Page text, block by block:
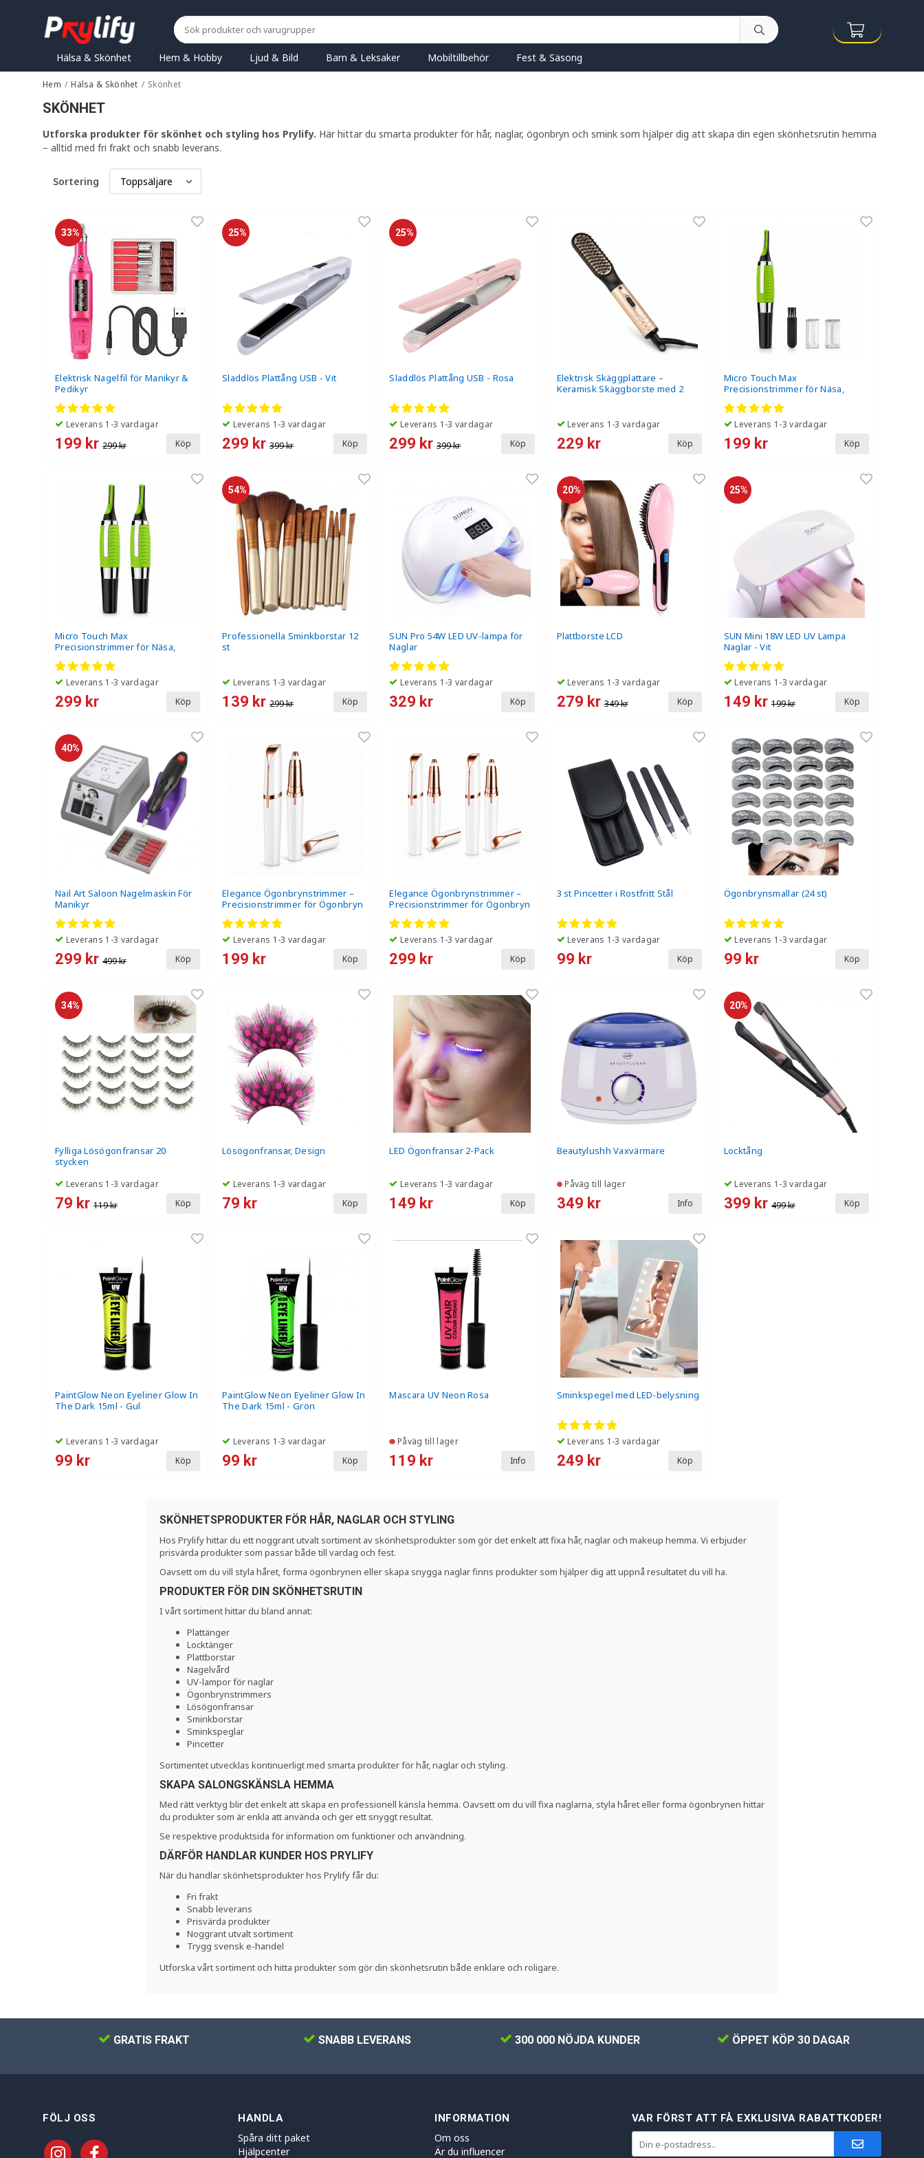
Hälsa & Skönhet Hem & Hobby Ljud & Bild Barn & Leksaker Mobiltillbehör Fest & Säsong
Hem / Hälsa & Skönhet / Skönhet
SKÖNHET
Utforska produkter för skönhet och styling hos Prylify. Här hittar du smarta produkter för hår, naglar, ögonbryn och smink som hjälper dig att skapa din egen skönhetsrutin hemma
– alltid med fri frakt och snabb leverans.
Sortering
33%
Elektrisk Nagelfil för Manikyr &
Pedikyr
Leverans 1-3 vardagar
199 kr 299 kr Köp
25%
Sladdlös Plattång USB - Vit
Leverans 1-3 vardagar
299 kr 399 kr Köp
25%
Sladdlös Plattång USB - Rosa
Leverans 1-3 vardagar
299 kr 399 kr Köp
Elektrisk Skäggplattare –
Keramisk Skäggborste med 2
Leverans 1-3 vardagar
229 kr Köp
Micro Touch Max
Precisionstrimmer för Näsa,
Öron, Skägg & Ögonbryn - 1-
Pack
Leverans 1-3 vardagar
199 kr Köp
Micro Touch Max
Precisionstrimmer för Näsa,
Öron, Skägg & Ögonbryn - 2-
Pack – Mest populär
Leverans 1-3 vardagar
299 kr Köp
54%
Professionella Sminkborstar 12
st
Leverans 1-3 vardagar
139 kr 299 kr Köp
SUN Pro 54W LED UV-lampa för
Naglar
Leverans 1-3 vardagar
329 kr Köp
20%
Plattborste LCD
Leverans 1-3 vardagar
279 kr 349 kr Köp
25%
SUN Mini 18W LED UV Lampa
Naglar - Vit
Leverans 1-3 vardagar
149 kr 199 kr Köp
40%
Nail Art Saloon Nagelmaskin För
Manikyr
Leverans 1-3 vardagar
299 kr 499 kr Köp
Elegance Ögonbrynstrimmer –
Precisionstrimmer för Ögonbryn
& Ansiktshår - 1-Pack
Leverans 1-3 vardagar
199 kr Köp
Elegance Ögonbrynstrimmer –
Precisionstrimmer för Ögonbryn
& Ansiktshår - 2-Pack – Mest
populär
Leverans 1-3 vardagar
299 kr Köp
3 st Pincetter i Rostfritt Stål
Leverans 1-3 vardagar
99 kr Köp
Ögonbrynsmallar (24 st)
Leverans 1-3 vardagar
99 kr Köp
34%
Fylliga Lösögonfransar 20
stycken
Leverans 1-3 vardagar
79 kr 119 kr Köp
Lösögonfransar, Design
Leverans 1-3 vardagar
79 kr Köp
LED Ögonfransar 2-Pack
Leverans 1-3 vardagar
149 kr Köp
Beautylushh Vaxvärmare
Påväg till lager
349 kr Info
20%
Locktång
Leverans 1-3 vardagar
399 kr 499 kr Köp
PaintGlow Neon Eyeliner Glow In
The Dark 15ml - Gul
Leverans 1-3 vardagar
99 kr Köp
PaintGlow Neon Eyeliner Glow In
The Dark 15ml - Grön
Leverans 1-3 vardagar
99 kr Köp
Mascara UV Neon Rosa
Påväg till lager
119 kr Info
Sminkspegel med LED-belysning
Leverans 1-3 vardagar
249 kr Köp
SKÖNHETSPRODUKTER FÖR HÅR, NAGLAR OCH STYLING
Hos Prylify hittar du ett noggrant utvalt sortiment av skönhetsprodukter som gör det enkelt att fixa hår, naglar och makeup hemma. Vi erbjuder
prisvärda produkter som passar både till vardag och fest.
Oavsett om du vill styla håret, forma ögonbrynen eller skapa snygga naglar finns produkter som hjälper dig att uppnå resultatet du vill ha.
PRODUKTER FÖR DIN SKÖNHETSRUTIN
I vårt sortiment hittar du bland annat:
Plattänger
Locktänger
Plattborstar
Nagelvård
UV-lampor för naglar
Ögonbrynstrimmers
Lösögonfransar
Sminkborstar
Sminkspeglar
Pincetter
Sortimentet utvecklas kontinuerligt med smarta produkter för hår, naglar och styling.
SKAPA SALONGSKÄNSLA HEMMA
Med rätt verktyg blir det enkelt att skapa en professionell känsla hemma. Oavsett om du vill fixa naglarna, styla håret eller forma ögonbrynen hittar
du produkter som är enkla att använda och ger ett snyggt resultat.
Se respektive produktsida för information om funktioner och användning.
DÄRFÖR HANDLAR KUNDER HOS PRYLIFY
När du handlar skönhetsprodukter hos Prylify får du:
Fri frakt
Snabb leverans
Prisvärda produkter
Noggrant utvalt sortiment
Trygg svensk e-handel
Utforska vårt sortiment och hitta produkter som gör din skönhetsrutin både enklare och roligare.
GRATIS FRAKT SNABB LEVERANS 300 000 NÖJDA KUNDER ÖPPET KÖP 30 DAGAR
FÖLJ OSS HANDLA
Spåra ditt paket
Hjälpcenter
INFORMATION
Om oss
Är du influencer
VAR FÖRST ATT FÅ EXKLUSIVA RABATTKODER!